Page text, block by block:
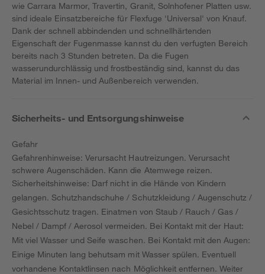
wie Carrara Marmor, Travertin, Granit, Solnhofener Platten usw.
sind ideale Einsatzbereiche für Flexfuge 'Universal' von Knauf.
Dank der schnell abbindenden und schnellhärtenden
Eigenschaft der Fugenmasse kannst du den verfugten Bereich
bereits nach 3 Stunden betreten. Da die Fugen
wasserundurchlässig und frostbeständig sind, kannst du das
Material im Innen- und Außenbereich verwenden.
Sicherheits- und Entsorgungshinweise
Gefahr
Gefahrenhinweise: Verursacht Hautreizungen. Verursacht
schwere Augenschäden. Kann die Atemwege reizen.
Sicherheitshinweise: Darf nicht in die Hände von Kindern
gelangen. Schutzhandschuhe / Schutzkleidung / Augenschutz /
Gesichtsschutz tragen. Einatmen von Staub / Rauch / Gas /
Nebel / Dampf / Aerosol vermeiden. Bei Kontakt mit der Haut:
Mit viel Wasser und Seife waschen. Bei Kontakt mit den Augen:
Einige Minuten lang behutsam mit Wasser spülen. Eventuell
vorhandene Kontaktlinsen nach Möglichkeit entfernen. Weiter